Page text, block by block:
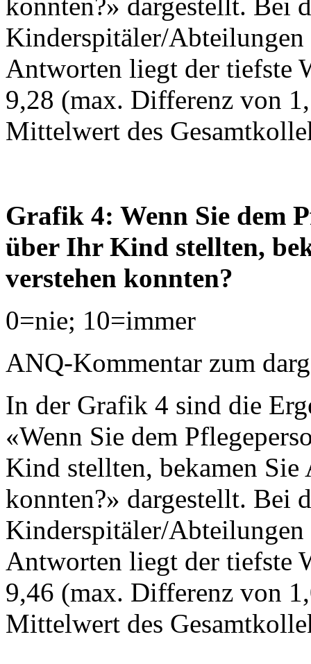
Kinderspitäler/Abteilungen
Antworten liegt der tiefste
9,28 (max. Differenz von
Mittelwert des
Grafik 4: Wenn Sie dem
über Ihr Kind stellten,
verstehen konnten?
0=nie; 10=immer
ANQ-Kommentar zum
In der Grafik 4 sind die
«Wenn Sie dem
Kind stellten, bekamen
konnten?» dargestellt. Bei
Kinderspitäler/Abteilungen
Antworten liegt der tiefste
9,46 (max. Differenz von
Mittelwert des